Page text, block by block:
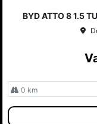
lhe
BYD ATTO 8 1.5
0 km